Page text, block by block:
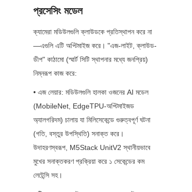
প্রসেসিং মডেল
ক্যামেরা মডিউলগুলি ক্লাউডকে প্রতিস্থাপন করে না
—এগুলি এটি অপ্টিমাইজ করে। "এজ-লাইট, ক্লাউড-
ডীপ" কাঠামো (স্মার্ট সিটি স্থাপনার মধ্যে জনপ্রিয়)
নিম্নরূপ কাজ করে:
• এজ লেয়ার: মডিউলগুলি হালকা ওজনের AI মডেল
(MobileNet, EdgeTPU-অপ্টিমাইজড
অ্যালগরিদম) চালায় যা মিলিসেকেন্ডে গুরুত্বপূর্ণ ঘটনা
(গতি, বস্তুর উপস্থিতি) সনাক্ত করে।
উদাহরণস্বরূপ, M5Stack UnitV2 স্থানীয়ভাবে
মুখের সনাক্তকরণ প্রক্রিয়া করে ১ সেকেন্ডের কম
লেটেন্সি সহ।